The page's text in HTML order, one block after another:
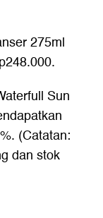
275ml
Sun
(Catatan:
dan stok